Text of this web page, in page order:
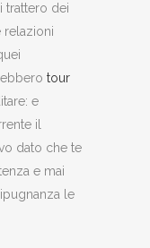
trattero dei
relazioni
tour
e
il
dato che te
e mai
le